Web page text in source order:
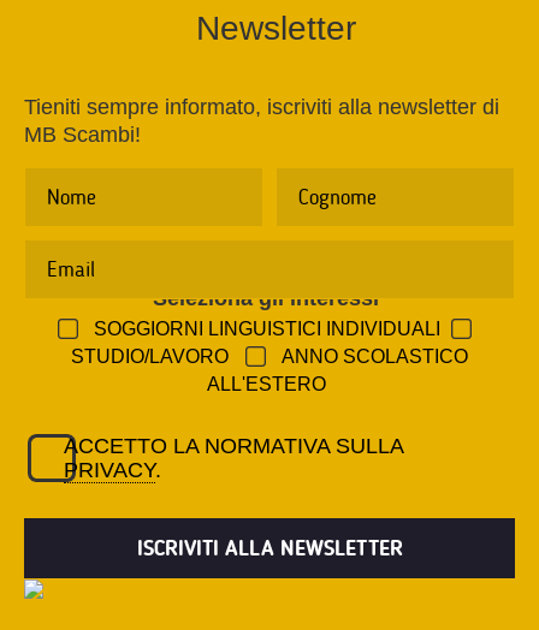
Newsletter
Tieniti sempre informato, iscriviti alla newsletter di
MB Scambi!
Seleziona gli interessi
SOGGIORNI LINGUISTICI INDIVIDUALI
STUDIO/LAVORO
ANNO SCOLASTICO
ALL'ESTERO
ACCETTO LA NORMATIVA SULLA
PRIVACY.